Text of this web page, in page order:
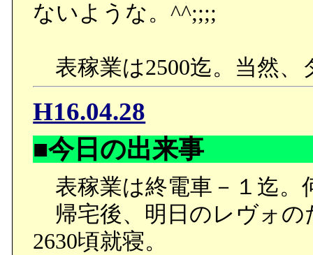
月面のクレーターにある
ハチマキ。
お互いに何かを言いか
なる二人だが、チェンシ
マキの言葉を聞くと言い
だった。
二人がここを訪れた目
面会のためだった。
フィーとユーリはクレア
ないような。^^;;;;
表稼業は2500迄。当然、
H16.04.28
■今日の出来事
表稼業は終電車－１迄。
帰宅後、明日のレヴォの
2630頃就寝。